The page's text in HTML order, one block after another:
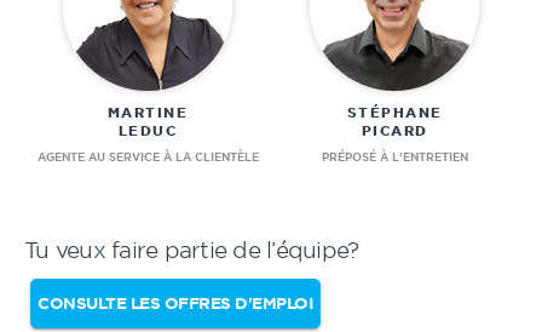
MARTINE
LEDUC
AGENTE AU SERVICE À LA CLIENTÈLE
STÉPHANE
PICARD
PRÉPOSÉ À L’ENTRETIEN
Tu veux faire partie de l’équipe?
CONSULTE LES OFFRES D'EMPLOI